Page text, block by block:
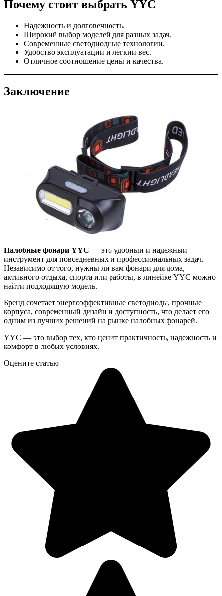
Почему стоит выбрать YYC
Надежность и долговечность.
Широкий выбор моделей для разных задач.
Современные светодиодные технологии.
Удобство эксплуатации и легкий вес.
Отличное соотношение цены и качества.
Заключение
Налобные фонари YYC — это удобный и надежный
инструмент для повседневных и профессиональных задач.
Независимо от того, нужны ли вам фонари для дома,
активного отдыха, спорта или работы, в линейке YYC можно
найти подходящую модель.
Бренд сочетает энергоэффективные светодиоды, прочные
корпуса, современный дизайн и доступность, что делает его
одним из лучших решений на рынке налобных фонарей.
YYC — это выбор тех, кто ценит практичность, надежность и
комфорт в любых условиях.
Оцените статью